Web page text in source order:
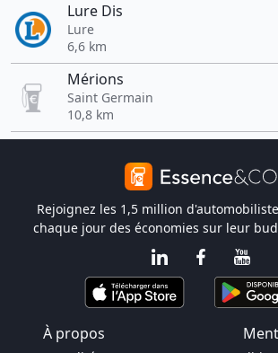
Lure Dis
Lure
6,6 km
Mérions
Saint Germain
10,8 km
Rejoignez les 1,5 million
chaque jour des économies sur leur
À propos